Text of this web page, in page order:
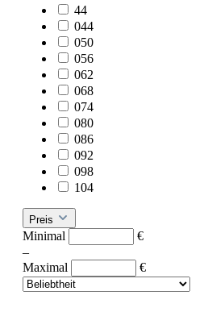
44
044
050
056
062
068
074
080
086
092
098
104
Preis
Minimal
€
–
Maximal
€